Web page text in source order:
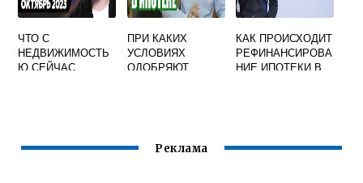
ЧТО С
НЕДВИЖИМОСТЬ
Ю СЕЙЧАС
ПРИ КАКИХ
УСЛОВИЯХ
ОДОБРЯЮТ
КАК ПРОИСХОДИТ
РЕФИНАНСИРОВА
НИЕ ИПОТЕКИ В
Реклама